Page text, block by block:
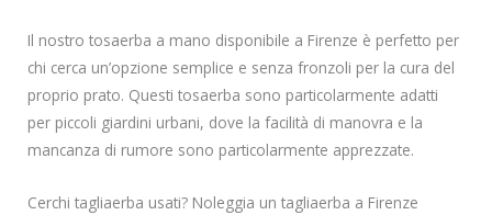
Il nostro tosaerba a mano disponibile a Firenze è perfetto per
chi cerca un’opzione semplice e senza fronzoli per la cura del
proprio prato. Questi tosaerba sono particolarmente adatti
per piccoli giardini urbani, dove la facilità di manovra e la
mancanza di rumore sono particolarmente apprezzate.
Cerchi tagliaerba usati? Noleggia un tagliaerba a Firenze